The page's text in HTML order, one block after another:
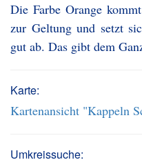
Die Farbe Orange
zur Geltung und setzt
gut ab. Das gibt dem
Karte:
Kartenansicht "Kappeln
Umkreissuche: